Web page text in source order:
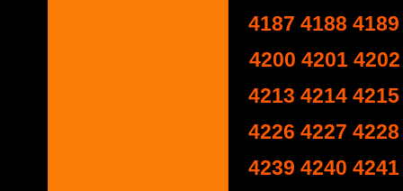
4187 4188 4189
4200 4201 4202
4213 4214 4215
4226 4227 4228
4239 4240 4241